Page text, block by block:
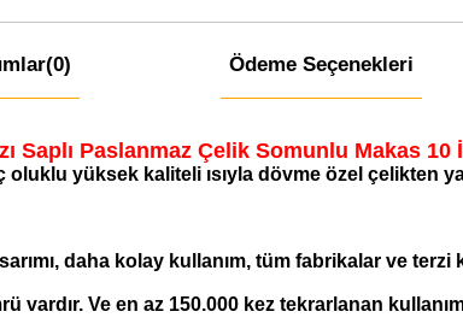
(0) Ödeme Seçenekleri
Saplı Paslanmaz Çelik Somunlu Makas 10
oluklu yüksek kaliteli ısıyla dövme özel çelikten
daha kolay kullanım, tüm fabrikalar ve terzi
vardır. Ve en az 150.000 kez tekrarlanan